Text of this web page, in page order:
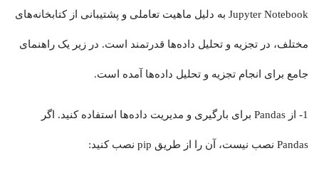
Jupyter Notebook به دلیل ماهیت تعاملی و پشتیبانی از کتابخانه‌های
مختلف، در تجزیه و تحلیل داده‌ها قدرتمند است. در زیر یک راهنمای
جامع برای انجام تجزیه و تحلیل داده‌ها آمده است.
1- از Pandas برای بارگیری و مدیریت داده‌ها استفاده کنید. اگر
Pandas نصب نیست، آن را از طریق pip نصب کنید: